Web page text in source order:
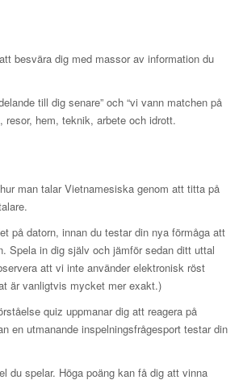
besvära dig med massor av information du
till dig senare” och “vi vann matchen på
hem, teknik, arbete och idrott.
man talar Vietnamesiska genom att titta på
på datorn, innan du testar din nya förmåga att
Spela in dig själv och jämför sedan ditt uttal
att vi inte använder elektronisk röst
är vanligtvis mycket mer exakt.)
quiz uppmanar dig att reagera på
en utmanande inspelningsfrågesport testar din
du spelar. Höga poäng kan få dig att vinna